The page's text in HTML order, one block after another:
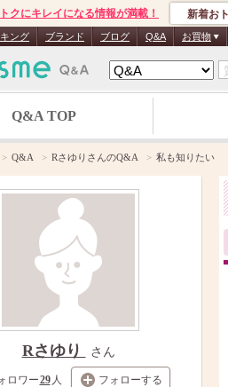
クにキレイになる情報が満載！ 新着お
ング ブランド ブログ Q&A お買物
Q&A TOP
Q&A RさゆりさんのQ&A 私も知りたい
Rさゆり さん
ロワー29 人 フォローする